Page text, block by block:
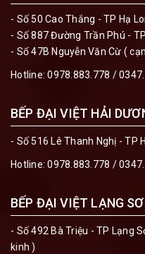
- Số 50 Cao Thắng - TP Hạ
- Số 887 Đường Trần Phú -
- Số 47B Nguyễn Văn Cừ (
Hotline:0978.883.778 /
BẾP ĐẠI VIỆT HẢI
- Số 516 Lê Thanh Nghị - TP
Hotline:0978.883.778 /
BẾP ĐẠI VIỆT LẠNG
- Số 492 Bà Triệu - TP Lạng
kinh )